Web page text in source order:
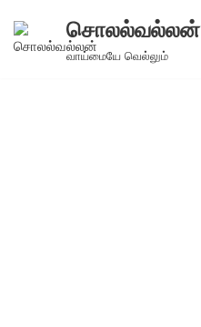
Skip
சொலல்வல்லன்
வாய்மையே வெல்லும்